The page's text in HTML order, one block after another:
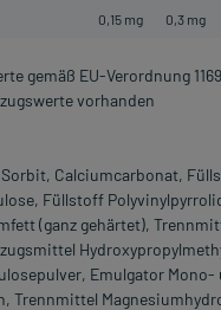
0,15 mg 0,3 mg
gemäß EU-Verordnung
vorhanden
Calciumcarbonat,
Füllstoff
(ganz gehärtet),
Emulgator Mono-
Trennmittel